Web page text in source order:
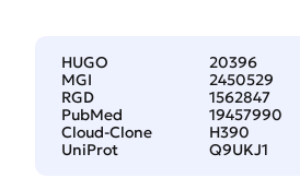
HUGO
20396
MGI
2450529
RGD
1562847
PubMed
19457990
Cloud-Clone
H390
UniProt
Q9UKJ1